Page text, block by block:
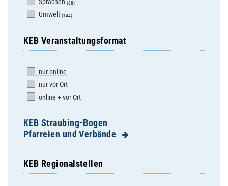
(88)
Umwelt (144)
KEB Veranstaltungsformat
nur online
nur vor Ort
online + vor Ort
KEB Straubing-Bogen
Pfarreien und Verbände
KEB Regionalstellen